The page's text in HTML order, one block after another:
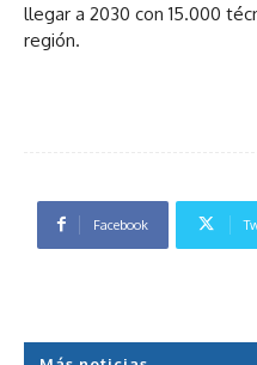
llegar a 2030 con 15.000
región.
Facebook